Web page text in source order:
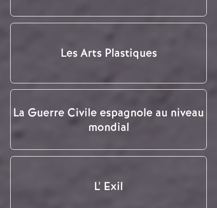
Les Arts Plastiques
La Guerre Civile espagnole au niveau
mondial
L' Exil